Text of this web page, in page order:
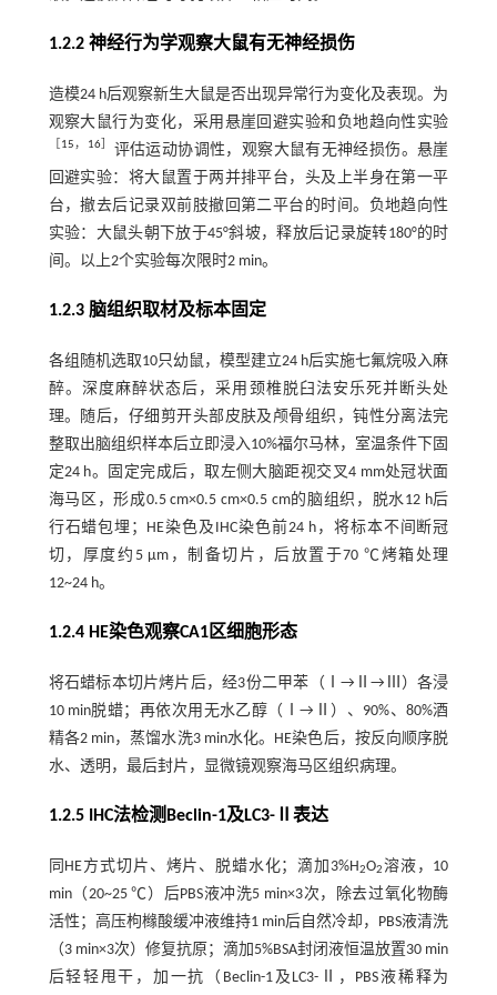
1.2.2 神经行为学观察大鼠有无神经损伤
造模24 h后观察新生大鼠是否出现异常行为变化及表现。为
观察大鼠行为变化，采用悬崖回避实验和负地趋向性实验
［15， 16］ 评估运动协调性，观察大鼠有无神经损伤。悬崖
回避实验：将大鼠置于两并排平台，头及上半身在第一平
台，撤去后记录双前肢撤回第二平台的时间。负地趋向性
实验：大鼠头朝下放于45°斜坡，释放后记录旋转180°的时
间。以上2个实验每次限时2 min。
1.2.3 脑组织取材及标本固定
各组随机选取10只幼鼠，模型建立24 h后实施七氟烷吸入麻
醉。深度麻醉状态后，采用颈椎脱臼法安乐死并断头处
理。随后，仔细剪开头部皮肤及颅骨组织，钝性分离法完
整取出脑组织样本后立即浸入10%福尔马林，室温条件下固
定24 h。固定完成后，取左侧大脑距视交叉4 mm处冠状面
海马区，形成0.5 cm×0.5 cm×0.5 cm的脑组织，脱水12 h后
行石蜡包埋；HE染色及IHC染色前24 h，将标本不间断冠
切，厚度约5 μm，制备切片，后放置于70 ℃烤箱处理
12~24 h。
1.2.4 HE染色观察CA1区细胞形态
将石蜡标本切片烤片后，经3份二甲苯（Ⅰ→Ⅱ→Ⅲ）各浸
10 min脱蜡；再依次用无水乙醇（Ⅰ→Ⅱ）、90%、80%酒
精各2 min，蒸馏水洗3 min水化。HE染色后，按反向顺序脱
水、透明，最后封片，显微镜观察海马区组织病理。
1.2.5 IHC法检测Beclin-1及LC3-Ⅱ表达
同HE方式切片、烤片、脱蜡水化；滴加3%H2O2溶液，10
min（20~25 ℃）后PBS液冲洗5 min×3次，除去过氧化物酶
活性；高压枸橼酸缓冲液维持1 min后自然冷却，PBS液清洗
（3 min×3次）修复抗原；滴加5%BSA封闭液恒温放置30 min
后轻轻甩干，加一抗（Beclin-1及LC3-Ⅱ，PBS液稀释为